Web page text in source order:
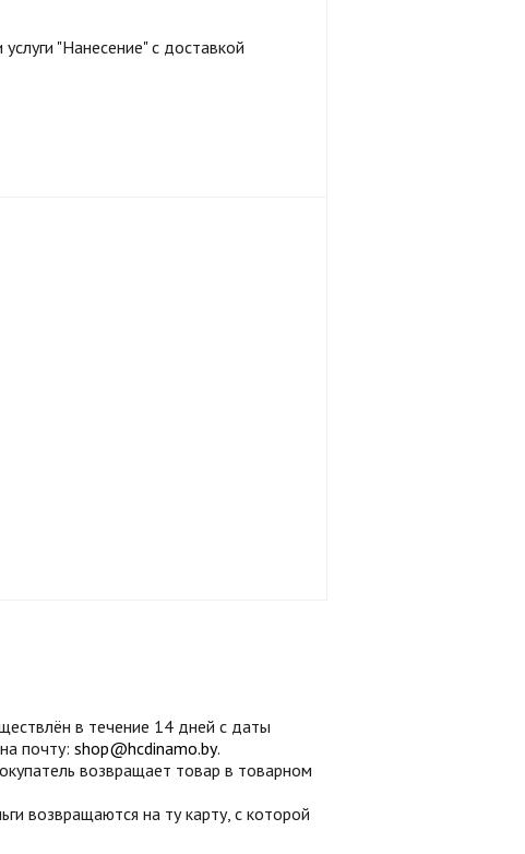
"Нанесение" с доставкой
в течение 14 дней с даты
почту: shop@hcdinamo.by.
возвращает товар в товарном
возвращаются на ту карту, с которой